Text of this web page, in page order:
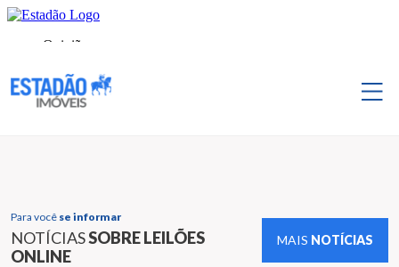
Para você se informar
NOTÍCIASSOBRE LEILÕES
ONLINE
MAIS NOTÍCIAS